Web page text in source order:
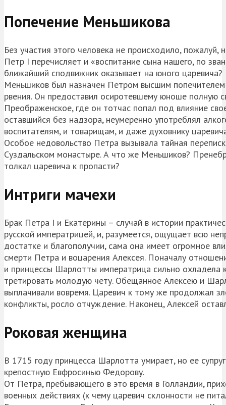
Попечение Меньшикова
Без участия этого человека не происходило,
Петр I перечисляет и «воспитание сына нашего, по
ближайший сподвижник оказывает на юного царевича?
Меньшиков был назначен Петром высшим
рвения. Он предоставил осиротевшему юноше полную
Преображенское, где он тотчас попал под влияние
оставшийся без надзора, неумеренно употреблял
воспитателям, и товарищам, и даже духовнику
Особое недовольство Петра вызывала тайная
Суздальском монастыре. А что же Меньшиков?
толкал царевича к пропасти?
Интриги мачехи
Брак Петра I и Екатерины – случай в истории
русской императрицей, и, разумеется, ощущает всю
достатке и благополучии, сама она имеет огромное
смерти Петра и воцарения Алексея. Поначалу
и принцессы Шарлотты императрица сильно охладела
третировать молодую чету. Обещанное Алексею и
выплачивали вовремя. Царевич к тому же продолжал
конфликты, росло отчуждение. Наконец, Алексей
Роковая женщина
В 1715 году принцесса Шарлотта умирает, но ее
крепостную Евфросинью Федорову.
От Петра, пребывающего в это время в Голландии,
военных действиях (к чему царевич склонности не